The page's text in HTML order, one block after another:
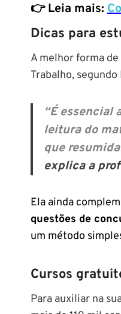
👉 Leia mais:
Dicas para
A melhor forma
Trabalho,
“É essencial
leitura do
que
explica a
Ela ainda
questões de
um método
Cursos
Para auxiliar na